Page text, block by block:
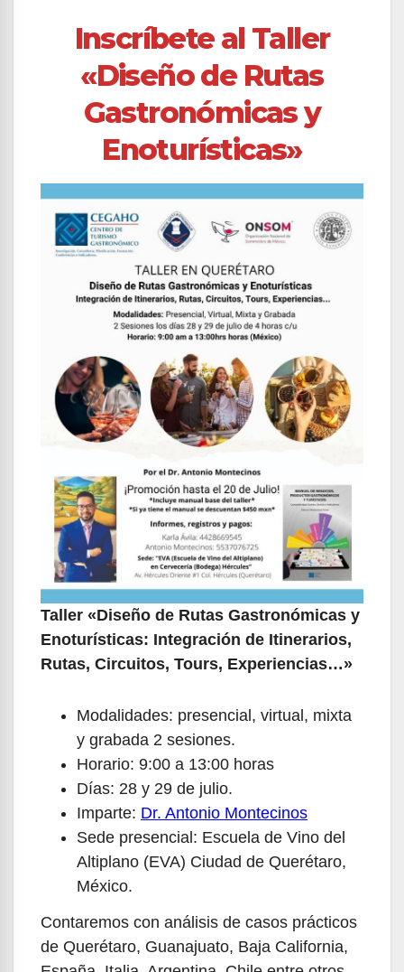
Inscríbete al Taller
«Diseño de Rutas
Gastronómicas y
Enoturísticas»
Taller «Diseño de Rutas Gastronómicas y
Enoturísticas: Integración de Itinerarios,
Rutas, Circuitos, Tours, Experiencias…»
Modalidades: presencial, virtual, mixta
y grabada 2 sesiones.
Horario: 9:00 a 13:00 horas
Días: 28 y 29 de julio.
Imparte: Dr. Antonio Montecinos
Sede presencial: Escuela de Vino del
Altiplano (EVA) Ciudad de Querétaro,
México.
Contaremos con análisis de casos prácticos
de Querétaro, Guanajuato, Baja California,